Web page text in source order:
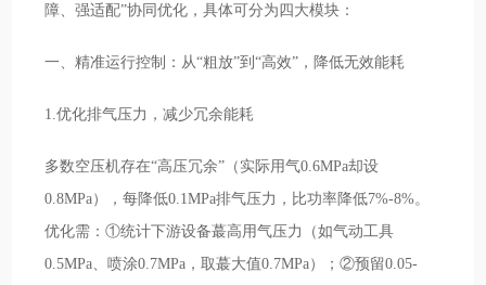
障、强适配”协同优化，具体可分为四大模块：
一、精准运行控制：从“粗放”到“高效”，降低无效能耗
1.优化排气压力，减少冗余能耗
多数空压机存在“高压冗余”（实际用气0.6MPa却设
0.8MPa），每降低0.1MPa排气压力，比功率降低7%-8%。
优化需：①统计下游设备蕞高用气压力（如气动工具
0.5MPa、喷涂0.7MPa，取蕞大值0.7MPa）；②预留0.05-